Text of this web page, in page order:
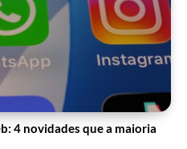
4 novidades que a maioria